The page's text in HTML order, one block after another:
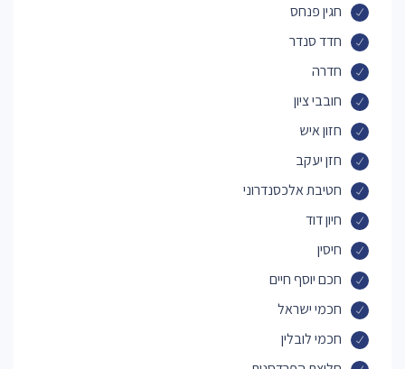
חגין פנחס
חדד סנדר
חדרה
חובבי ציון
חזון איש
חזן יעקב
חטיבת אלכסנדרוני
חיון דוד
חיסין
חכם יוסף חיים
חכמי ישראל
חכמי לובלין